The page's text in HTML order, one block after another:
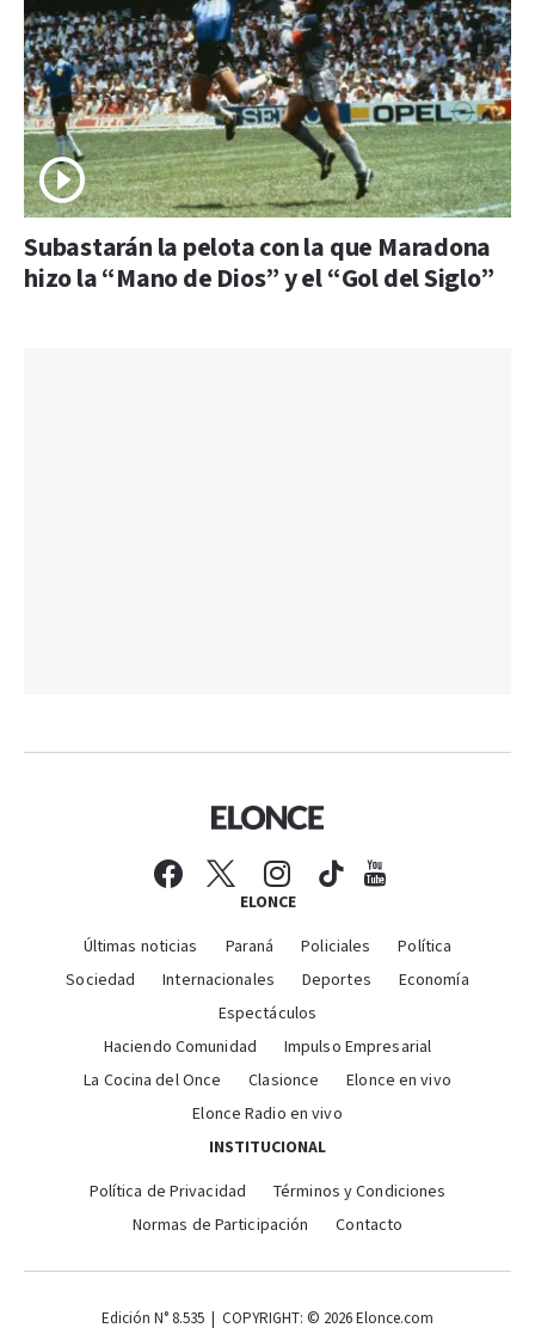
Subastarán la pelota con la que Maradona
hizo la “Mano de Dios” y el “Gol del Siglo”
ELONCE
Últimas noticias Paraná Policiales
Política
Sociedad
Internacionales Deportes
Economía
Espectáculos
Haciendo Comunidad
Impulso Empresarial
La Cocina del Once
Clasionce
Elonce en vivo
Elonce Radio en vivo
INSTITUCIONAL
Política de Privacidad
Términos y Condiciones
Normas de Participación
Contacto
Edición N° 8.535 | COPYRIGHT: © 2026 Elonce.com